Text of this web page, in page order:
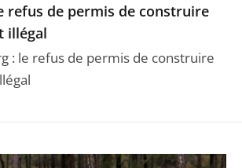
refus de permis de construire
illégal
: le refus de permis de construire